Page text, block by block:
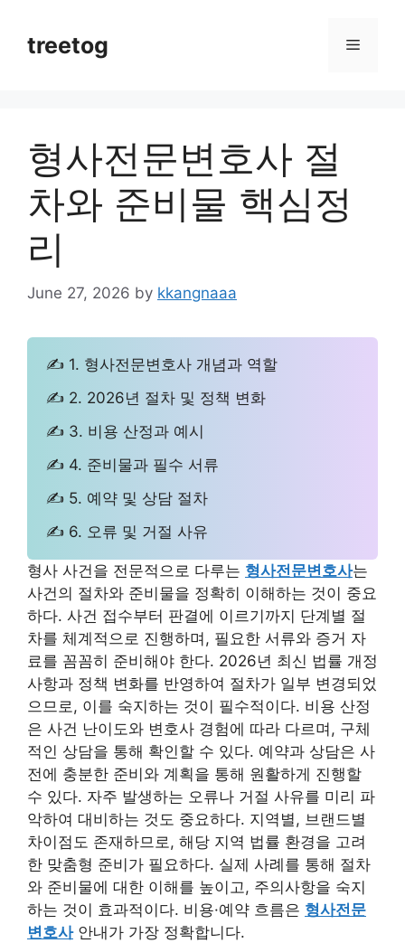
contenttreetog Menu
형사전문변호사 절
차와 준비물 핵심정
리
June 27, 2026 by kkangnaaa
✍ 1. 형사전문변호사 개념과 역할
✍ 2. 2026년 절차 및 정책 변화
✍ 3. 비용 산정과 예시
✍ 4. 준비물과 필수 서류
✍ 5. 예약 및 상담 절차
✍ 6. 오류 및 거절 사유
형사 사건을 전문적으로 다루는 형사전문변호사는
사건의 절차와 준비물을 정확히 이해하는 것이 중요
하다. 사건 접수부터 판결에 이르기까지 단계별 절
차를 체계적으로 진행하며, 필요한 서류와 증거 자
료를 꼼꼼히 준비해야 한다. 2026년 최신 법률 개정
사항과 정책 변화를 반영하여 절차가 일부 변경되었
으므로, 이를 숙지하는 것이 필수적이다. 비용 산정
은 사건 난이도와 변호사 경험에 따라 다르며, 구체
적인 상담을 통해 확인할 수 있다. 예약과 상담은 사
전에 충분한 준비와 계획을 통해 원활하게 진행할
수 있다. 자주 발생하는 오류나 거절 사유를 미리 파
악하여 대비하는 것도 중요하다. 지역별, 브랜드별
차이점도 존재하므로, 해당 지역 법률 환경을 고려
한 맞춤형 준비가 필요하다. 실제 사례를 통해 절차
와 준비물에 대한 이해를 높이고, 주의사항을 숙지
하는 것이 효과적이다. 비용·예약 흐름은 형사전문
변호사안내가 가장 정확합니다.